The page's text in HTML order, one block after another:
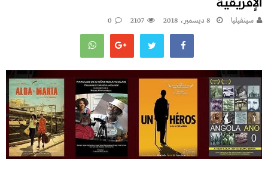
سينفيليا 8 ديسمبر، 2018 2107
0